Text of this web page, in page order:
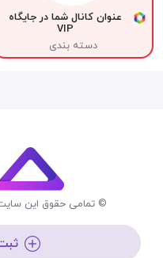
عنوان کانال شما در جایگاه
VIP
دسته بندی
© تمامی حقوق این